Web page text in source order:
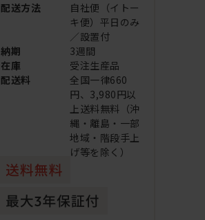
配送方法
自社便（イトー
キ便）平日のみ
／設置付
納期
3週間
在庫
受注生産品
配送料
全国一律660
円、3,980円以
上送料無料（沖
縄・離島・一部
地域・階段手上
げ等を除く）